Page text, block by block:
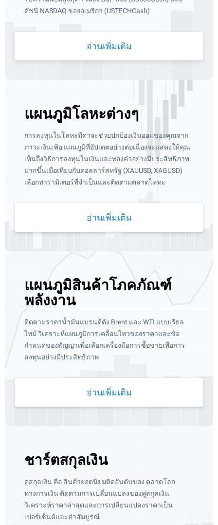
ดัชนี NASDAQ ของอเมริกา (USTECHCash)
อ่านเพิ่มเติม
แผนภูมิโลหะต่างๆ
การลงทุนในโลหะมีค่าจะช่วยปกป้องเงินออมของคุณจาก
ภาวะเงินเฟ้อ แผนภูมิที่อัปเดตอย่างต่อเนื่องจะแสดงให้คุณ
เห็นถึงวิธีการลงทุนในเงินและทองคำอย่างมีประสิทธิภาพ
มากขึ้นเมื่อเทียบกับดอลลาร์สหรัฐ (XAUUSD, XAGUSD)
เลือกพารามิเตอร์ที่จำเป็นและติดตามตลาดโลหะ
อ่านเพิ่มเติม
แผนภูมิสินค้าโภคภัณฑ์
พลังงาน
ติดตามราคาน้ำมันแบรนด์ดัง Brent และ WTI แบบเรียล
ไทม์ วิเคราะห์แผนภูมิการเคลื่อนไหวของราคาและข้อ
กำหนดของสัญญาเพื่อเลือกเครื่องมือการซื้อขายเพื่อการ
ลงทุนอย่างมีประสิทธิภาพ
อ่านเพิ่มเติม
ชาร์ตสกุลเงิน
คู่สกุลเงิน คือ สินค้ายอดนิยมติดอันดับของ ตลาดโลก
ทางการเงิน ติดตามการเปลี่ยนแปลงของคู่สกุลเงิน
วิเคราะห์ราคาล่าสุดและการเปลี่ยนแปลงราคาเป็น
เปอร์เซ็นต์และค่าสัมบูรณ์